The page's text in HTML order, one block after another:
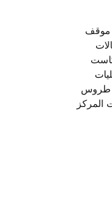
موقف
طروس
المركز